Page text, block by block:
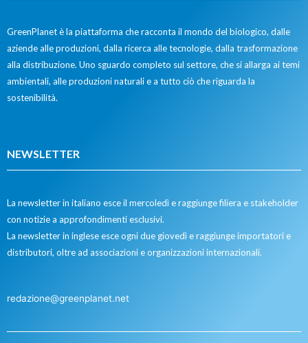
GreenPlanet è la piattaforma che racconta il mondo del biologico, dalle
aziende alle produzioni, dalla ricerca alle tecnologie, dalla trasformazione
alla distribuzione. Uno sguardo completo sul settore, che si allarga ai temi
ambientali, alle produzioni naturali e a tutto ciò che riguarda la
sostenibilità.
NEWSLETTER
La newsletter in italiano esce il mercoledì e raggiunge filiera e stakeholder
con notizie a approfondimenti esclusivi.
La newsletter in inglese esce ogni due giovedì e raggiunge importatori e
distributori, oltre ad associazioni e organizzazioni internazionali.
redazione@greenplanet.net